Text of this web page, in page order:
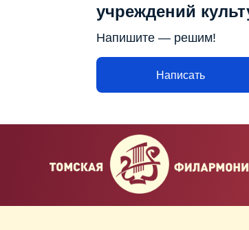
учреждений
Напишите — решим!
Написать